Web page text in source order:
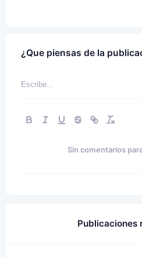
¿Que piensas de la
Sin comentarios
Publicaciones